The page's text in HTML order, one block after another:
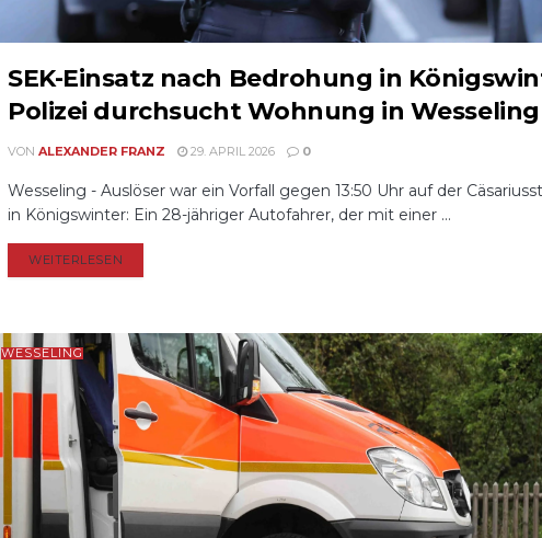
SEK-Einsatz nach Bedrohung in
Polizei durchsucht Wohnung in Wesseling
VON ALEXANDER FRANZ 29. APRIL 2026 0
Wesseling - Auslöser war ein Vorfall gegen 13:50 Uhr auf der
in Königswinter: Ein 28-jähriger Autofahrer, der mit einer ...
WEITERLESEN
WESSELING